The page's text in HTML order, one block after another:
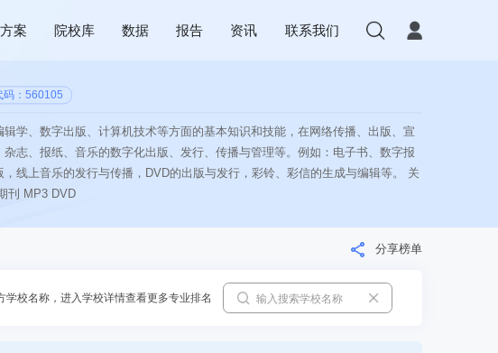
案 院校库 数据 报告 资讯 联系我们
码：560105
辑学、数字出版、计算机技术等方面的基本知识和技能，在网络传播、出版、宣
杂志、报纸、音乐的数字化出版、发行、传播与管理等。例如：电子书、数字报
，线上音乐的发行与传播，DVD的出版与发行，彩铃、彩信的生成与编辑等。 关
刊 MP3 DVD
分享榜单
学校名称，进入学校详情查看更多专业排名